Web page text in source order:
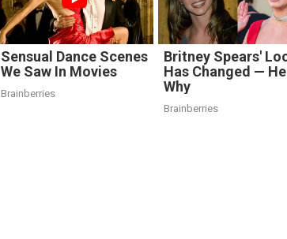
Sensual Dance Scenes
We Saw In Movies
Brainberries
Britney Spears'
Has Changed —
Why
Brainberries